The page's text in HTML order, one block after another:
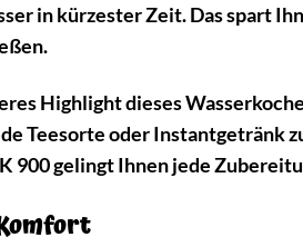
in kürzester Zeit. Das spart
Highlight dieses
Teesorte oder Instantgetränk
900 gelingt Ihnen jede